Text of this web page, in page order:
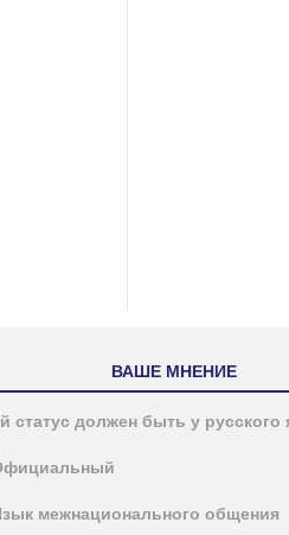
ВАШЕ МНЕНИЕ
статус должен быть у русского
межнационального общения